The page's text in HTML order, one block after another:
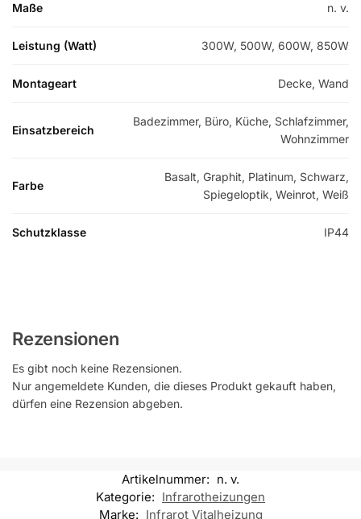
Maße n. v.
Leistung (Watt) 300W, 500W, 600W, 850W
Montageart Decke, Wand
Einsatzbereich
Badezimmer, Büro, Küche, Schlafzimmer,
Wohnzimmer
Farbe
Basalt, Graphit, Platinum, Schwarz,
Spiegeloptik, Weinrot, Weiß
Schutzklasse IP44
Rezensionen
Es gibt noch keine Rezensionen.
Nur angemeldete Kunden, die dieses Produkt gekauft haben,
dürfen eine Rezension abgeben.
Artikelnummer: n. v.
Kategorie: Infrarotheizungen
Marke: Infrarot Vitalheizung